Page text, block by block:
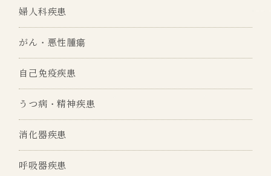
婦人科疾患
がん・悪性腫瘍
自己免疫疾患
うつ病・精神疾患
消化器疾患
呼吸器疾患